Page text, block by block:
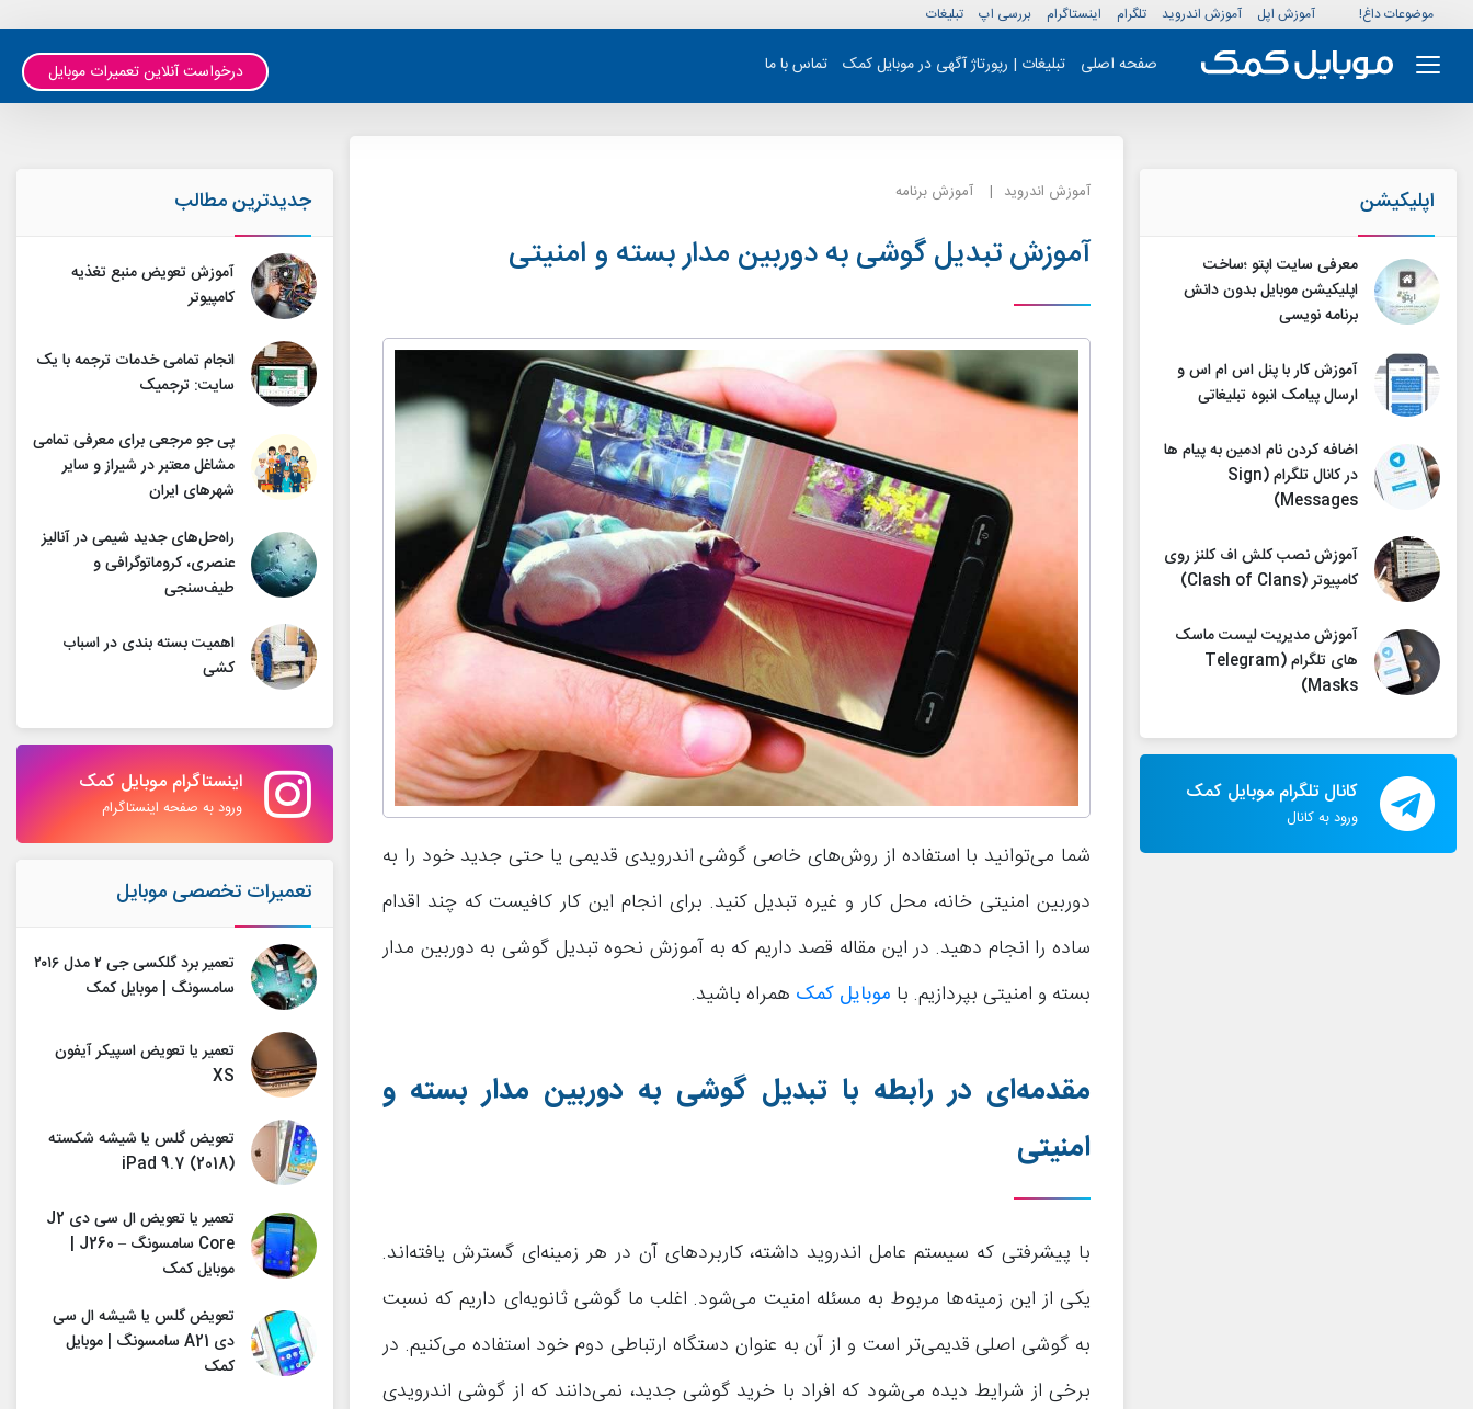
موضوعات داغ! آموزش اپل آموزش اندروید تلگرام اینستاگرام بررسی اپ تبلیغات
صفحه اصلی تبلیغات | رپورتاژ آگهی در موبایل کمک تماس با ما درخواست آنلاین تعمیرات موبایل
اپلیکیشن
معرفی سایت اپتو ؛ساخت
اپلیکیشن موبایل بدون دانش
برنامه نویسی
آموزش کار با پنل اس ام اس و
ارسال پیامک انبوه تبلیغاتی
اضافه کردن نام ادمین به پیام ها
در کانال تلگرام (Sign
Messages)
آموزش نصب کلش اف کلنز روی
کامپیوتر (Clash of Clans)
آموزش مدیریت لیست ماسک
های تلگرام (Telegram
Masks)
کانال تلگرام موبایل کمک
ورود به کانال
آموزش اندروید آموزش برنامه
آموزش تبدیل گوشی به دوربین مدار بسته و امنیتی
شما می‌توانید با استفاده از روش‌های خاصی گوشی اندرویدی قدیمی یا حتی جدید خود را به
دوربین امنیتی خانه، محل کار و غیره تبدیل کنید. برای انجام این کار کافیست که چند اقدام
ساده را انجام دهید. در این مقاله قصد داریم که به آموزش نحوه تبدیل گوشی به دوربین مدار
بسته و امنیتی بپردازیم. با موبایل کمک همراه باشید.
مقدمه‌ای در رابطه با تبدیل گوشی به دوربین مدار بسته و
امنیتی
با پیشرفتی که سیستم عامل اندروید داشته، کاربردهای آن در هر زمینه‌ای گسترش یافته‌اند.
یکی از این زمینه‌ها مربوط به مسئله امنیت می‌شود. اغلب ما گوشی ثانویه‌ای داریم که نسبت
به گوشی اصلی قدیمی‌تر است و از آن به عنوان دستگاه ارتباطی دوم خود استفاده می‌کنیم. در
برخی از شرایط دیده می‌شود که افراد با خرید گوشی جدید، نمی‌دانند که از گوشی اندرویدی
جدیدترین مطالب
آموزش تعویض منبع تغذیه
کامپیوتر
انجام تمامی خدمات ترجمه با یک
سایت: ترجمیک
پی جو مرجعی برای معرفی تمامی
مشاغل معتبر در شیراز و سایر
شهرهای ایران
راه‌حل‌های جدید شیمی در آنالیز
عنصری، کروماتوگرافی و
طیف‌سنجی
اهمیت بسته بندی در اسباب
کشی
اینستاگرام موبایل کمک
ورود به صفحه اینستاگرام
تعمیرات تخصصی موبایل
تعمیر برد گلکسی جی ۲ مدل ۲۰۱۶
سامسونگ | موبایل کمک
تعمیر یا تعویض اسپیکر آیفون
XS
تعویض گلس یا شیشه شکسته
(iPad 9.7 (2018
تعمیر یا تعویض ال سی دی J2
Core سامسونگ – J260 |
موبایل کمک
تعویض گلس یا شیشه ال سی
دی A21 سامسونگ | موبایل
کمک